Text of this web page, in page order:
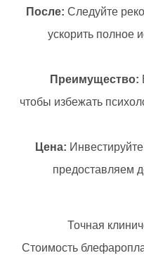
После:Следуйте
ускорить
чтобы избежать
Цена:
Точная
Стоимость